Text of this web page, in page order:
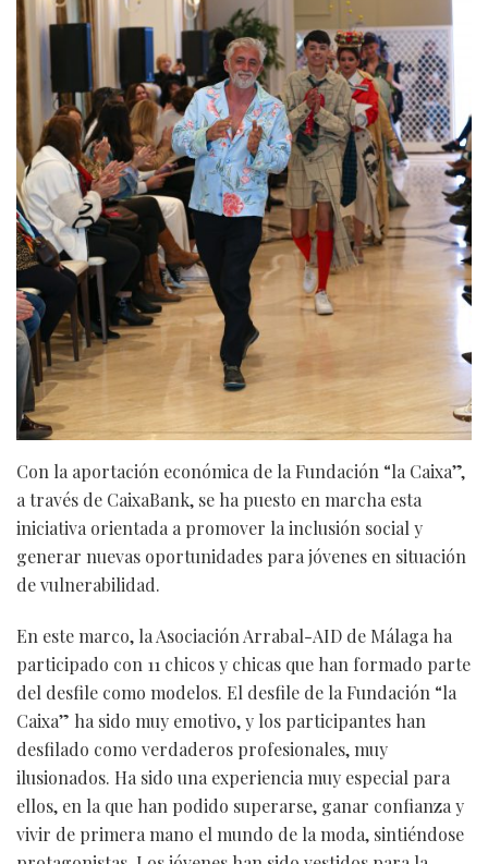
Con la aportación económica de la Fundación “la Caixa”,
a través de CaixaBank, se ha puesto en marcha esta
iniciativa orientada a promover la inclusión social y
generar nuevas oportunidades para jóvenes en situación
de vulnerabilidad.
En este marco, la Asociación Arrabal-AID de Málaga ha
participado con 11 chicos y chicas que han formado parte
del desfile como modelos. El desfile de la Fundación “la
Caixa” ha sido muy emotivo, y los participantes han
desfilado como verdaderos profesionales, muy
ilusionados. Ha sido una experiencia muy especial para
ellos, en la que han podido superarse, ganar confianza y
vivir de primera mano el mundo de la moda, sintiéndose